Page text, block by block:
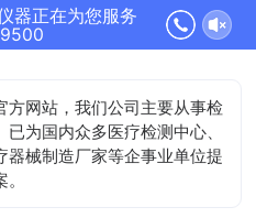
器正在为您服务
方网站，我们公司主要从事检
为国内众多医疗检测中心、
器械制造厂家等企事业单位提